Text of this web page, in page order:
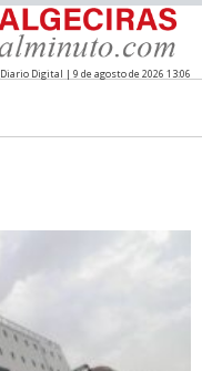
Diario Digital | 9 de agosto de 2026 13:06